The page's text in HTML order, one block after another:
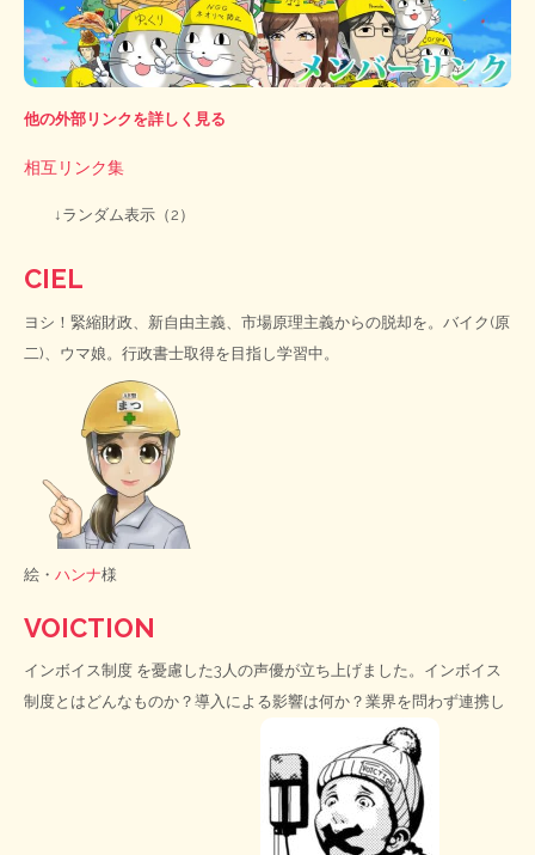
他の外部リンクを詳しく見る
相互リンク集
↓ランダム表示（2）
CIEL
ヨシ！緊縮財政、新自由主義、市場原理主義からの脱却を。バイク(原
二)、ウマ娘。行政書士取得を目指し学習中。
絵・ ハンナ様
VOICTION
インボイス制度 を憂慮した3人の声優が立ち上げました。インボイス
制度とはどんなものか？導入による影響は何か？業界を問わず連携し